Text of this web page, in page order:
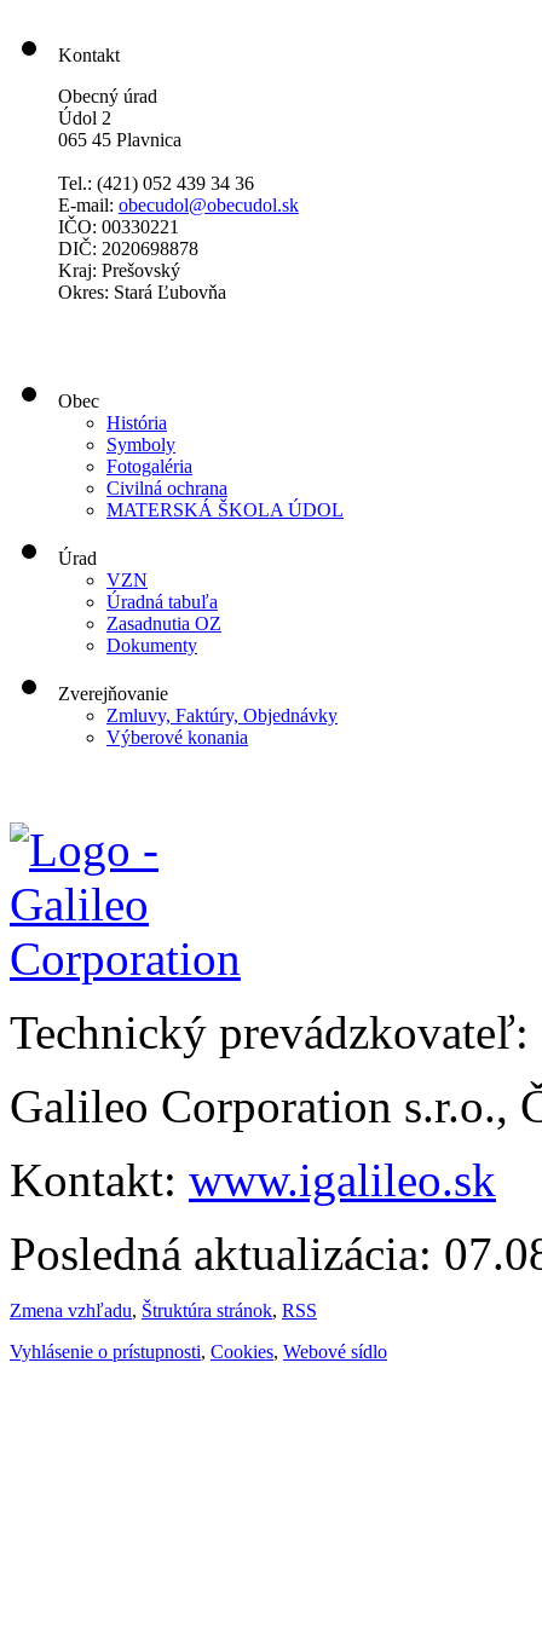
Kontakt
Obecný úrad
Údol 2
065 45 Plavnica
Tel.: (421) 052 439 34 36
E-mail: obecudol@obecudol.sk
IČO: 00330221
DIČ: 2020698878
Kraj: Prešovský
Okres: Stará Ľubovňa
Obec
História
Symboly
Fotogaléria
Civilná ochrana
MATERSKÁ ŠKOLA ÚDOL
Úrad
VZN
Úradná tabuľa
Zasadnutia OZ
Dokumenty
Zverejňovanie
Zmluvy, Faktúry, Objednávky
Výberové konania
Technický prevádzkovateľ:
Galileo Corporation s.r.o.,
Kontakt: www.igalileo.sk
Posledná aktualizácia:
Zmena vzhľadu, Štruktúra stránok, RSS
Vyhlásenie o prístupnosti, Cookies, Webové sídlo